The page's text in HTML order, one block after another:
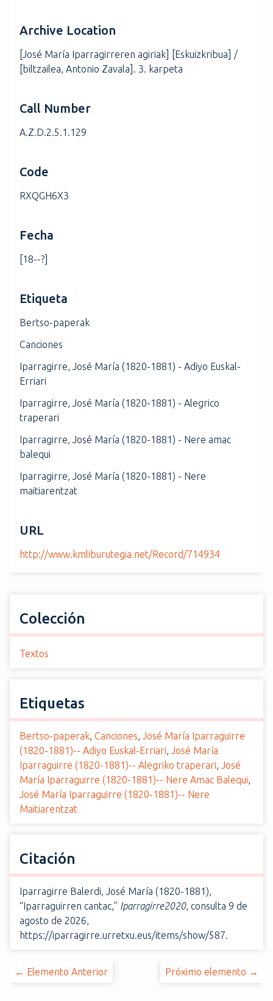
Archive Location
[José María Iparragirreren agiriak] [Eskuizkribua] /
[biltzailea, Antonio Zavala]. 3. karpeta
Call Number
A.Z.D.2.5.1.129
Code
RXQGH6X3
Fecha
[18--?]
Etiqueta
Bertso-paperak
Canciones
Iparragirre, José María (1820-1881) - Adiyo Euskal-
Erriari
Iparragirre, José María (1820-1881) - Alegrico
traperari
Iparragirre, José María (1820-1881) - Nere amac
balequi
Iparragirre, José María (1820-1881) - Nere
maitiarentzat
URL
http://www.kmliburutegia.net/Record/714934
Colección
Textos
Etiquetas
Bertso-paperak, Canciones, José María Iparraguirre
(1820-1881)-- Adiyo Euskal-Erriari, José María
Iparraguirre (1820-1881)-- Alegriko traperari, José
María Iparraguirre (1820-1881)-- Nere Amac Balequi,
José María Iparraguirre (1820-1881)-- Nere
Maitiarentzat
Citación
Iparragirre Balerdi, José María (1820-1881),
“Iparraguirren cantac,” Iparragirre2020, consulta 9 de
agosto de 2026,
https://iparragirre.urretxu.eus/items/show/587.
← Elemento Anterior Próximo elemento →